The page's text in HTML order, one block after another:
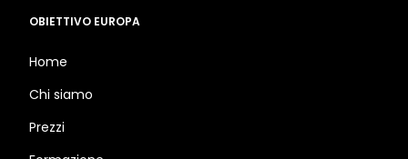
OBIETTIVO EUROPA
Home
Chi siamo
Prezzi